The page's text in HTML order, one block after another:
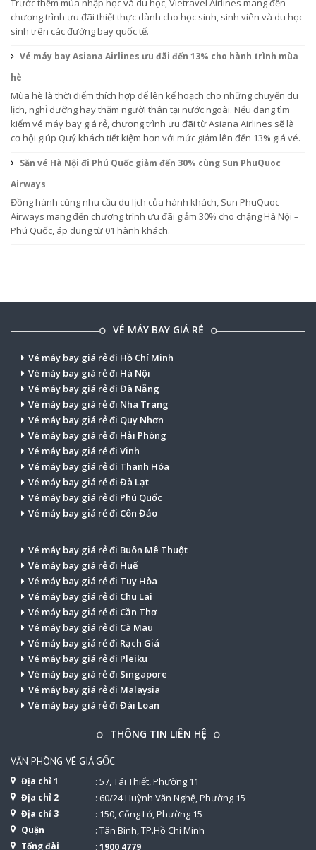
Trước thềm mùa nhập học và du học, Vietravel Airlines mang đến
chương trình ưu đãi thiết thực dành cho học sinh, sinh viên và du học
sinh trên các đường bay quốc tế.
Vé máy bay Asiana Airlines ưu đãi đến 13% cho hành trình mùa
hè
Mùa hè là thời điểm thích hợp để lên kế hoạch cho những chuyến du
lịch, nghỉ dưỡng hay thăm người thân tại nước ngoài. Nếu đang tìm
kiếm vé máy bay giá rẻ, chương trình ưu đãi từ Asiana Airlines sẽ là
cơ hội giúp Quý khách tiết kiệm hơn với mức giảm lên đến 13% giá vé.
Săn vé Hà Nội đi Phú Quốc giảm đến 30% cùng Sun PhuQuoc
Airways
Đồng hành cùng nhu cầu du lịch của hành khách, Sun PhuQuoc
Airways mang đến chương trình ưu đãi giảm 30% cho chặng Hà Nội –
Phú Quốc, áp dụng từ 01 hành khách.
VÉ MÁY BAY GIÁ RẺ
Vé máy bay giá rẻ đi Hồ Chí Minh
Vé máy bay giá rẻ đi Hà Nội
Vé máy bay giá rẻ đi Đà Nẵng
Vé máy bay giá rẻ đi Nha Trang
Vé máy bay giá rẻ đi Quy Nhơn
Vé máy bay giá rẻ đi Hải Phòng
Vé máy bay giá rẻ đi Vinh
Vé máy bay giá rẻ đi Thanh Hóa
Vé máy bay giá rẻ đi Đà Lạt
Vé máy bay giá rẻ đi Phú Quốc
Vé máy bay giá rẻ đi Côn Đảo
Vé máy bay giá rẻ đi Buôn Mê Thuột
Vé máy bay giá rẻ đi Huế
Vé máy bay giá rẻ đi Tuy Hòa
Vé máy bay giá rẻ đi Chu Lai
Vé máy bay giá rẻ đi Cần Thơ
Vé máy bay giá rẻ đi Cà Mau
Vé máy bay giá rẻ đi Rạch Giá
Vé máy bay giá rẻ đi Pleiku
Vé máy bay giá rẻ đi Singapore
Vé máy bay giá rẻ đi Malaysia
Vé máy bay giá rẻ đi Đài Loan
THÔNG TIN LIÊN HỆ
VĂN PHÒNG VÉ GIÁ GỐC
Địa chỉ 1 : 57, Tái Thiết, Phường 11
Địa chỉ 2 : 60/24 Huỳnh Văn Nghệ, Phường 15
Địa chỉ 3 : 150, Cống Lở, Phường 15
Quận : Tân Bình, TP.Hồ Chí Minh
Tổng đài : 1900 4779